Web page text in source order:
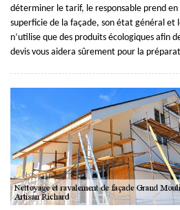
déterminer le tarif, le responsable prend
superficie de la façade, son état général et
n’utilise que des produits écologiques afin
devis vous aidera sûrement pour la